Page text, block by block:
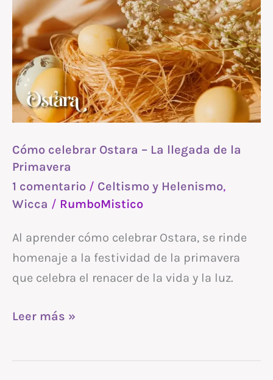
Cómo celebrar Ostara – La llegada de la
Primavera
1 comentario / Celtismo y Helenismo,
Wicca / RumboMistico
Al aprender cómo celebrar Ostara, se rinde
homenaje a la festividad de la primavera
que celebra el renacer de la vida y la luz.
celebrar
Ostara
–
La
llegada
de
Primavera
Leer más »